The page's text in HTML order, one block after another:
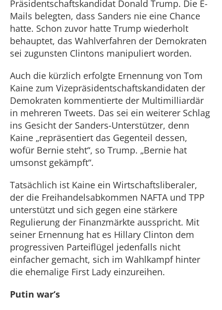
Präsidentschaftskandidat Donald Trump. Die E-
Mails belegten, dass Sanders nie eine Chance
hatte. Schon zuvor hatte Trump wiederholt
behauptet, das Wahlverfahren der Demokraten
sei zugunsten Clintons manipuliert worden.
Auch die kürzlich erfolgte Ernennung von Tom
Kaine zum Vizepräsidentschaftskandidaten der
Demokraten kommentierte der Multimilliardär
in mehreren Tweets. Das sei ein weiterer Schlag
ins Gesicht der Sanders-Unterstützer, denn
Kaine „repräsentiert das Gegenteil dessen,
wofür Bernie steht“, so Trump. „Bernie hat
umsonst gekämpft“.
Tatsächlich ist Kaine ein Wirtschaftsliberaler,
der die Freihandelsabkommen NAFTA und TPP
unterstützt und sich gegen eine stärkere
Regulierung der Finanzmärkte ausspricht. Mit
seiner Ernennung hat es Hillary Clinton dem
progressiven Parteiflügel jedenfalls nicht
einfacher gemacht, sich im Wahlkampf hinter
die ehemalige First Lady einzureihen.
Putin war‘s